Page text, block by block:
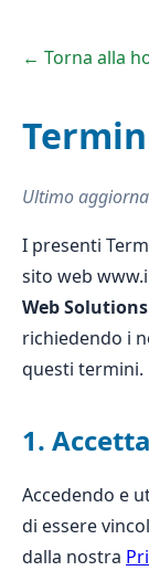
← Torna alla
Ultimo
I presenti
sito web
Web Solutions
richiedendo i
questi termini.
1.
Accedendo e
di essere
dalla nostra